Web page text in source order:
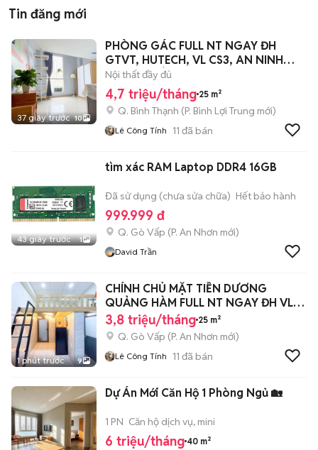
Tin đăng mới
37 giây trước 10
PHÒNG GÁC FULL NT NGAY ĐH
GTVT, HUTECH, VL CS3, AN NINH
THANG MÁY
Nội thất đầy đủ
4,7 triệu/tháng 25 m²
Q. Bình Thạnh (P. Bình Lợi Trung mới)
Lê Công Tính 11 đã bán
43 giây trước 1
tìm xác RAM Laptop DDR4 16GB
Đã sử dụng (chưa sửa chữa) Hết bảo hành
999.999 đ
Q. Gò Vấp (P. An Nhơn mới)
David Trần
1 phút trước 9
CHÍNH CHỦ MẶT TIỀN DƯƠNG
QUẢNG HÀM FULL NT NGAY ĐH VL
CS3, IUH, EMART
3,8 triệu/tháng 25 m²
Q. Gò Vấp (P. An Nhơn mới)
Lê Công Tính 11 đã bán
Dự Án Mới Căn Hộ 1 Phòng Ngủ 🏡
1 PN Căn hộ dịch vụ, mini
6 triệu/tháng 40 m²